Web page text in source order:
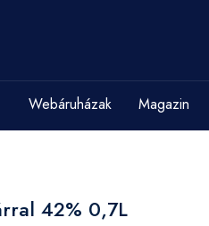
Webáruházak Magazin
42% 0,7L